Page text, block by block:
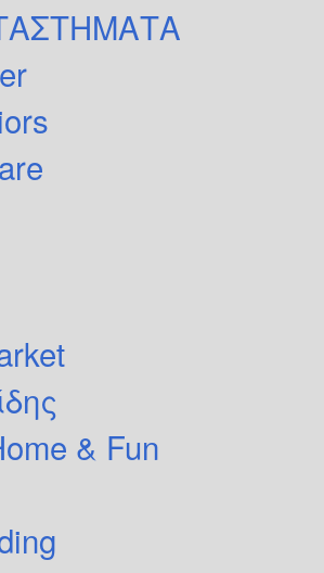
& Fun